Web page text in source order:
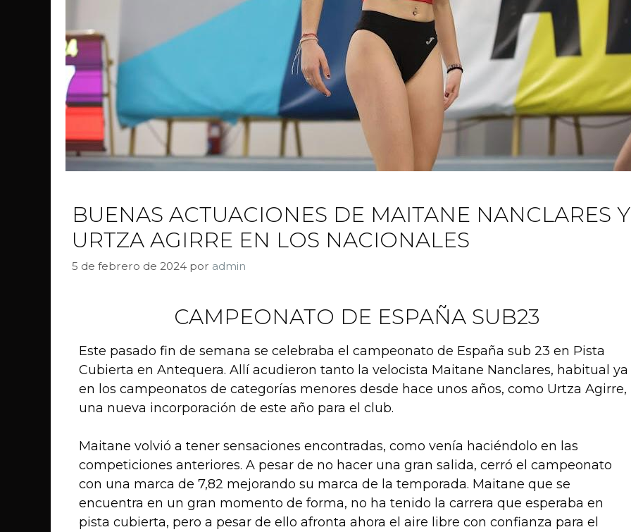
BUENAS ACTUACIONES DE MAITANE NANCLARES Y
URTZA AGIRRE EN LOS NACIONALES
5 de febrero de 2024 por admin
CAMPEONATO DE ESPAÑA SUB23
Este pasado fin de semana se celebraba el campeonato de España sub 23 en Pista
Cubierta en Antequera. Allí acudieron tanto la velocista Maitane Nanclares, habitual ya
en los campeonatos de categorías menores desde hace unos años, como Urtza Agirre,
una nueva incorporación de este año para el club.
Maitane volvió a tener sensaciones encontradas, como venía haciéndolo en las
competiciones anteriores. A pesar de no hacer una gran salida, cerró el campeonato
con una marca de 7,82 mejorando su marca de la temporada. Maitane que se
encuentra en un gran momento de forma, no ha tenido la carrera que esperaba en
pista cubierta, pero a pesar de ello afronta ahora el aire libre con confianza para el